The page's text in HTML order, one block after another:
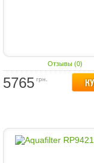
Отзывы (0)
5765 грн.